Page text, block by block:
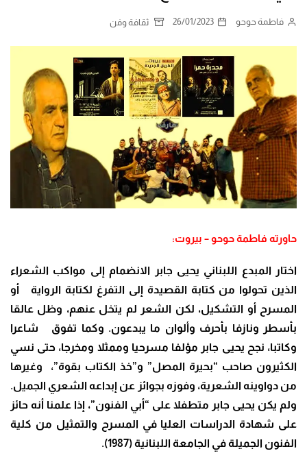
فاطمة حوحو 26/01/2023 ثقافة وفن
حاورته فاطمة حوحو – بيروت:
اختار المبدع اللبناني يحيى جابر الانضمام إلى مواكب الشعراء
الذين تحولوا من كتابة القصيدة إلى التفرغ لكتابة الرواية أو
المسرح أو التشكيل، لكن الشعر لم يتخل عنهم، وظل عالقا
بأسطر ونازفا بأحرف وألوان ما يبدعون. وكما تفوق شاعرا
وكاتبا، نجح يحيى جابر مؤلفا مسرحيا وممثلا ومخرجا، حتى نسي
الكثيرون صاحب “بحيرة المصل” و”خذ الكتاب بقوة”، وغيرها
من دواوينه الشعرية، وفوزه بجوائز عن إبداعه الشعري الجميل.
ولم يكن يحيى جابر متطفلا على “أبي الفنون”، إذا علمنا أنه حائز
على شهادة الدراسات العليا في المسرح والتمثيل من كلية
الفنون الجميلة في الجامعة اللبنانية (1987).